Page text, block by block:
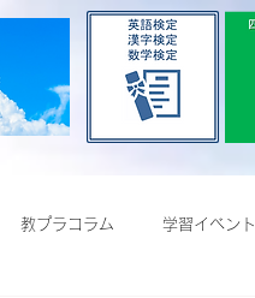
教プラコラム 学習イベント